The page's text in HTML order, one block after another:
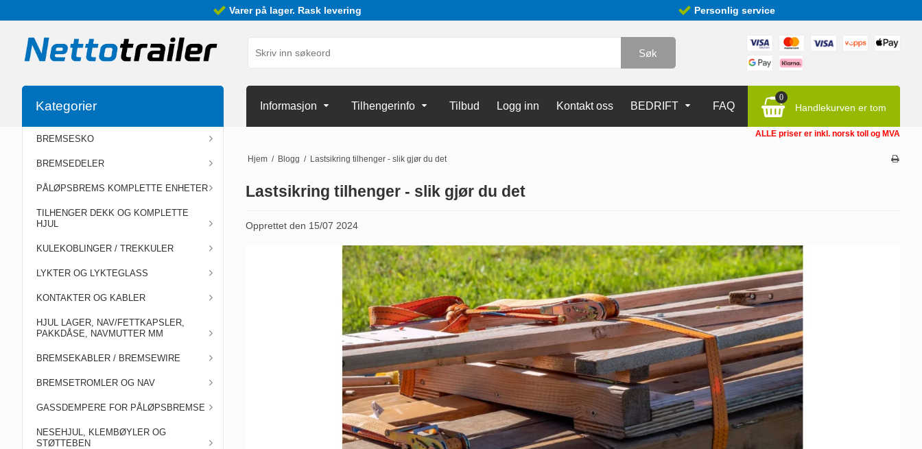
Varer på lager. Rask levering Personlig service
Søk
0
Handlekurven er tom
Informasjon Tilhengerinfo Tilbud Logg inn Kontakt oss BEDRIFT FAQ
Kategorier
BREMSESKO
BREMSEDELER
PÅLØPSBREMS KOMPLETTE ENHETER
TILHENGER DEKK OG KOMPLETTE
HJUL
KULEKOBLINGER / TREKKULER
LYKTER OG LYKTEGLASS
KONTAKTER OG KABLER
HJUL LAGER, NAV/FETTKAPSLER,
PAKKDÅSE, NAVMUTTER MM
BREMSEKABLER / BREMSEWIRE
BREMSETROMLER OG NAV
GASSDEMPERE FOR PÅLØPSBREMSE
NESEHJUL, KLEMBØYLER OG
STØTTEBEN
ALLE priser er inkl. norsk toll og MVA
Hjem / Blogg / Lastsikring tilhenger - slik gjør du det
Lastsikring tilhenger - slik gjør du det
Opprettet den 15/07 2024